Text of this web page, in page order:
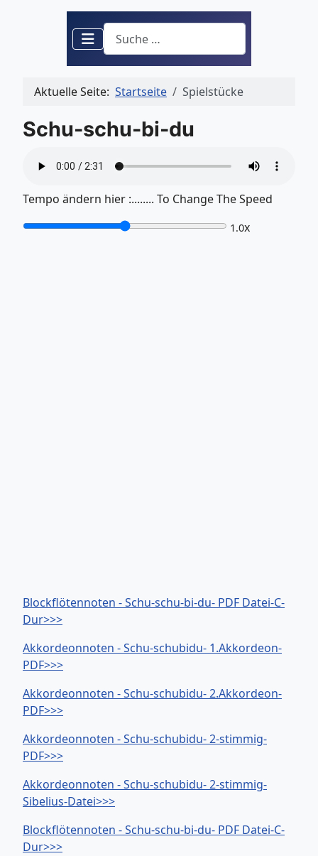
Suchen
Aktuelle Seite: Startseite Spielstücke
Schu-schu-bi-du
Tempo ändern hier :........ To Change The Speed
1.0x
Blockflötennoten - Schu-schu-bi-du- PDF Datei-C-
Dur>>>
Akkordeonnoten - Schu-schubidu- 1.Akkordeon-
PDF>>>
Akkordeonnoten - Schu-schubidu- 2.Akkordeon-
PDF>>>
Akkordeonnoten - Schu-schubidu- 2-stimmig-
PDF>>>
Akkordeonnoten - Schu-schubidu- 2-stimmig-
Sibelius-Datei>>>
Blockflötennoten - Schu-schu-bi-du- PDF Datei-C-
Dur>>>